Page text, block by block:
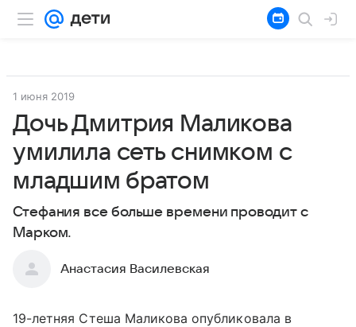
1 июня 2019
Дочь Дмитрия Маликова
умилила сеть снимком с
младшим братом
Стефания все больше времени проводит с
Марком.
Анастасия Василевская
19-летняя Стеша Маликова опубликовала в